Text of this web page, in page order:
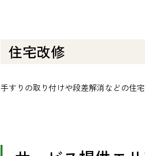
住宅改修
手すりの取り付けや段差解消などの住